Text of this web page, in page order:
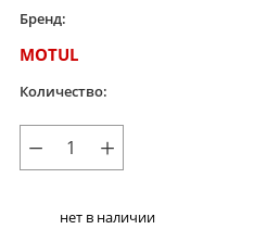
Бренд:
MOTUL
Количество:
− +
нет в наличии